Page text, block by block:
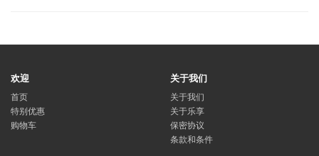
欢迎
首页
特别优惠
购物车
关于我们
关于我们
关于乐享
保密协议
条款和条件